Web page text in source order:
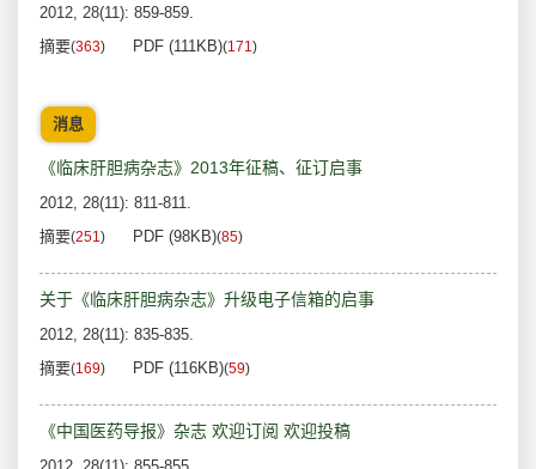
2012, 28(11): 859-859.
摘要(363) PDF (111KB)(171)
消息
《临床肝胆病杂志》2013年征稿、征订启事
2012, 28(11): 811-811.
摘要(251) PDF (98KB)(85)
关于《临床肝胆病杂志》升级电子信箱的启事
2012, 28(11): 835-835.
摘要(169) PDF (116KB)(59)
《中国医药导报》杂志 欢迎订阅 欢迎投稿